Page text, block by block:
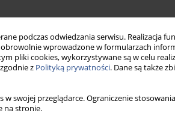
podczas odwiedzania serwisu. Realizacja
wprowadzone w formularzach
pliki cookies, wykorzystywane są w celu
z Polityką prywatności. Dane są także
w swojej przeglądarce. Ograniczenie
na stronie.